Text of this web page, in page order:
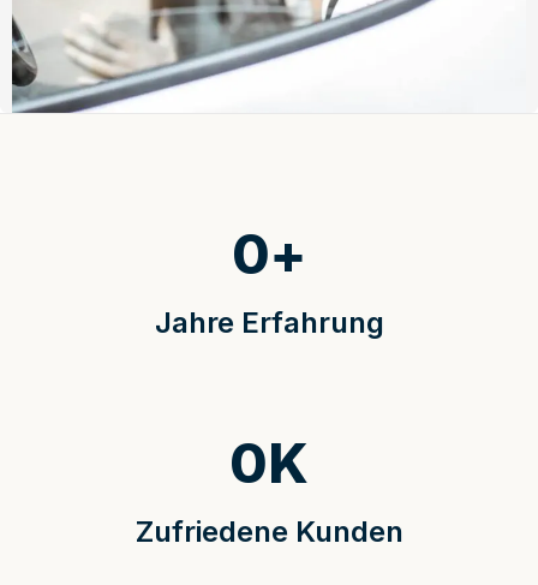
Jahre Erfahrung
0+
Zufriedene Kunden
0K